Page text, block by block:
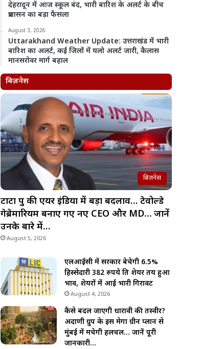
देहरादून में आज स्कूल बंद, भारी बारिश के अलर्ट के बीच
प्रशासन का बड़ा फैसला
August 3, 2026
Uttarakhand Weather Update: उत्तराखंड में भारी
बारिश का अलर्ट, कई जिलों में यलो अलर्ट जारी, कैलास
मानसरोवर मार्ग बहाल
बिज़नेस
बिज़नेस
टाटा ग्रुप की एयर इंडिया में बड़ा बदलाव… टेवोल्डे
गेब्रेमारियम बनाए गए नए CEO और MD… जानें
उनके बारे में…
August 5, 2026
एलआईसी में सरकार बेचेगी 6.5%
हिस्सेदारी 382 रुपये प्रति शेयर तय हुआ
भाव, शेयरों में आई भारी गिरावट
August 4, 2026
कैसे बदल जाएगी धारावी की तस्वीर?
अदाणी ग्रुप के इस मेगा ग्रीन प्लान से
मुंबई में मचेगी हलचल… जानें पूरी
जानकारी…